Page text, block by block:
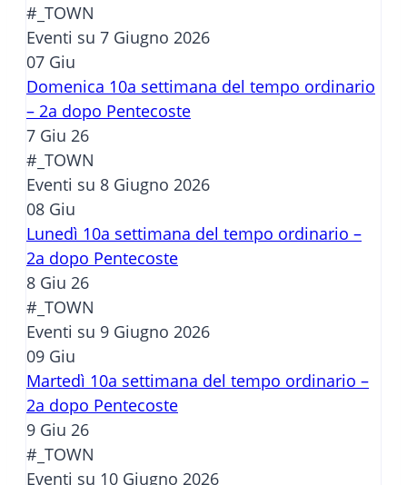
#_TOWN
Eventi su 7 Giugno 2026
07 Giu
Domenica 10a settimana del tempo ordinario
– 2a dopo Pentecoste
7 Giu 26
#_TOWN
Eventi su 8 Giugno 2026
08 Giu
Lunedì 10a settimana del tempo ordinario –
2a dopo Pentecoste
8 Giu 26
#_TOWN
Eventi su 9 Giugno 2026
09 Giu
Martedì 10a settimana del tempo ordinario –
2a dopo Pentecoste
9 Giu 26
#_TOWN
Eventi su 10 Giugno 2026